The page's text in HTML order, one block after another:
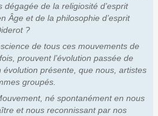
dégagée de la religiosité d’esprit
Âge et de la philosophie d’esprit
?
de tous ces mouvements de
prouvent l’évolution passée de
évolution présente, que nous, artistes
groupés.
né spontanément en nous
et nous reconnissant par nos